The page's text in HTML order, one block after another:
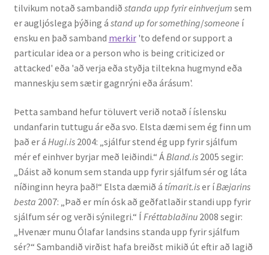
Yfirlit um kennslu
Stjórnun
Innan Háskólans
Samstarfsverkefni
Styrkir og verðlaun
Utan Háskólans
Verkefnisstjórn
Þjónusta
tilvikum notað sambandið standa upp fyrir einhverjum sem
er augljóslega þýðing á stand up for something/someone í
ensku en það samband merkir'to defend or support a
particular idea or a person who is being criticized or
attacked' eða 'að verja eða styðja tiltekna hugmynd eða
manneskju sem sætir gagnrýni eða árásum'.
Þetta samband hefur töluvert verið notað í íslensku
undanfarin tuttugu ár eða svo. Elsta dæmi sem ég finn um
það er á Hugi.is 2004: „sjálfur stend ég upp fyrir sjálfum
mér ef einhver byrjar með leiðindi.“ ÁBland.is 2005 segir:
„Dáist að konum sem standa upp fyrir sjálfum sér og láta
níðinginn heyra það!“ Elsta dæmið á tímarit.iser íBæjarins
besta 2007: „Það er mín ósk að geðfatlaðir standi upp fyrir
sjálfum sér og verði sýnilegri.“ Í Fréttablaðinu 2008 segir:
„Hvenær munu Ólafar landsins standa upp fyrir sjálfum
sér?“ Sambandið virðist hafa breiðst mikið út eftir að lagið